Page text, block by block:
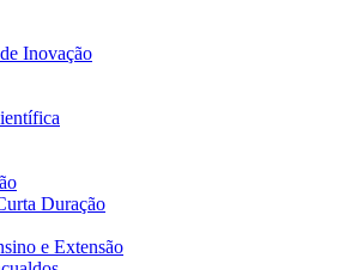
Inovação
Duração
e Extensão